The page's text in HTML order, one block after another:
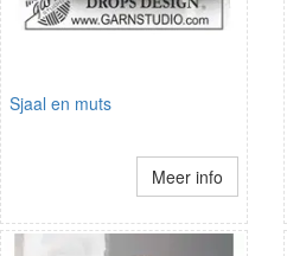
Sjaal en muts
Meer info